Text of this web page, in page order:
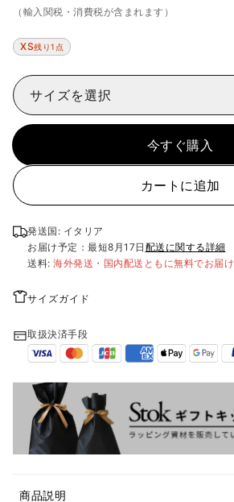
（輸入関税・消費税が含まれます）
XS残り1点
サイズを選択
今すぐ購入
カートに追加
発送国: イタリア
お届け予定：最短8月17日 配送に関する詳細
送料: 海外発送・国内配送ともに無料でお届け
サイズガイド
取扱決済手段
商品説明